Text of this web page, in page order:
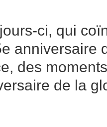
ci, qui
anniversaire
des
de la